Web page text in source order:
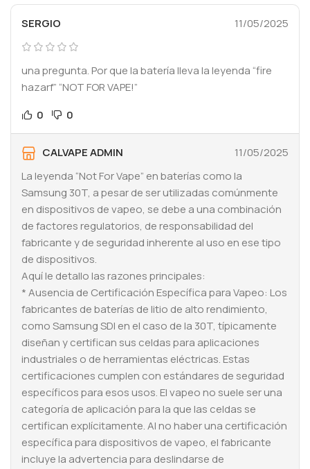
SERGIO 11/05/2025
una pregunta. Por que la batería lleva la leyenda “fire
hazarf” “NOT FOR VAPE!”
0
0
CALVAPE ADMIN
11/05/2025
La leyenda “Not For Vape” en baterías como la
Samsung 30T, a pesar de ser utilizadas comúnmente
en dispositivos de vapeo, se debe a una combinación
de factores regulatorios, de responsabilidad del
fabricante y de seguridad inherente al uso en ese tipo
de dispositivos.
Aquí le detallo las razones principales:
* Ausencia de Certificación Específica para Vapeo: Los
fabricantes de baterías de litio de alto rendimiento,
como Samsung SDI en el caso de la 30T, típicamente
diseñan y certifican sus celdas para aplicaciones
industriales o de herramientas eléctricas. Estas
certificaciones cumplen con estándares de seguridad
específicos para esos usos. El vapeo no suele ser una
categoría de aplicación para la que las celdas se
certifican explícitamente. Al no haber una certificación
específica para dispositivos de vapeo, el fabricante
incluye la advertencia para deslindarse de